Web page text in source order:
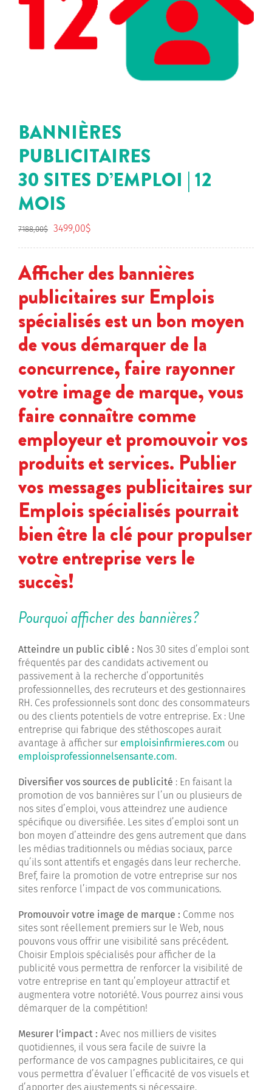
BANNIÈRES
PUBLICITAIRES
30 SITES D’EMPLOI | 12
MOIS
7188,00$ Le
était :
7188,00$.
3499,00$Le
est :
3499,00$.
Afficher des bannières
publicitaires sur Emplois
spécialisés est un bon moyen
de vous démarquer de la
concurrence, faire rayonner
votre image de marque, vous
faire connaître comme
employeur et promouvoir vos
produits et services. Publier
vos messages publicitaires sur
Emplois spécialisés pourrait
bien être la clé pour propulser
votre entreprise vers le
succès!
Pourquoi afficher des bannières?
Atteindre un public ciblé : Nos 30 sites d’emploi sont
fréquentés par des candidats activement ou
passivement à la recherche d’opportunités
professionnelles, des recruteurs et des gestionnaires
RH. Ces professionnels sont donc des consommateurs
ou des clients potentiels de votre entreprise. Ex : Une
entreprise qui fabrique des stéthoscopes aurait
avantage à afficher sur emploisinfirmieres.com ou
emploisprofessionnelsensante.com.
Diversifier vos sources de publicité : En faisant la
promotion de vos bannières sur l’un ou plusieurs de
nos sites d’emploi, vous atteindrez une audience
spécifique ou diversifiée. Les sites d’emploi sont un
bon moyen d’atteindre des gens autrement que dans
les médias traditionnels ou médias sociaux, parce
qu’ils sont attentifs et engagés dans leur recherche.
Bref, faire la promotion de votre entreprise sur nos
sites renforce l’impact de vos communications.
Promouvoir votre image de marque : Comme nos
sites sont réellement premiers sur le Web, nous
pouvons vous offrir une visibilité sans précédent.
Choisir Emplois spécialisés pour afficher de la
publicité vous permettra de renforcer la visibilité de
votre entreprise en tant qu’employeur attractif et
augmentera votre notoriété. Vous pourrez ainsi vous
démarquer de la compétition!
Mesurer l’impact : Avec nos milliers de visites
quotidiennes, il vous sera facile de suivre la
performance de vos campagnes publicitaires, ce qui
vous permettra d’évaluer l’efficacité de vos visuels et
d’apporter des ajustements si nécessaire.